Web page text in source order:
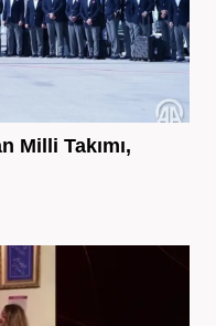
Milli Takımı,